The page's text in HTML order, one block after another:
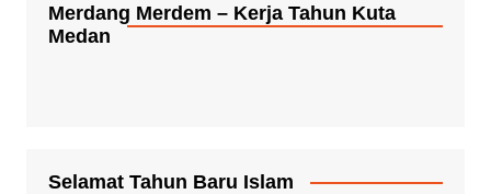
Merdang Merdem – Kerja Tahun Kuta
Medan
Selamat Tahun Baru Islam